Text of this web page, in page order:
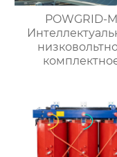
POWGRID-M